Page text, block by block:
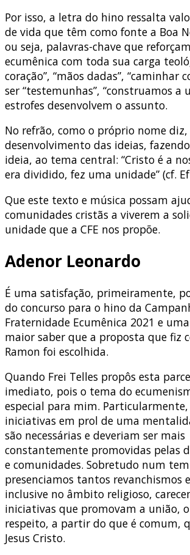
Por isso, a letra do hino ressalta
de vida que têm como fonte a Boa
ou seja, palavras-chave que
ecumênica com toda sua carga
coração”, “mãos dadas”, “caminhar
ser “testemunhas”, “construamos a
estrofes desenvolvem o assunto.
No refrão, como o próprio nome
desenvolvimento das ideias,
ideia, ao tema central: “Cristo é a
era dividido, fez uma unidade” (cf.
Que este texto e música possam
comunidades cristãs a viverem a
unidade que a CFE nos propõe.
Adenor Leonardo
É uma satisfação, primeiramente,
do concurso para o hino da
Fraternidade Ecumênica 2021 e
maior saber que a proposta que fiz
Ramon foi escolhida.
Quando Frei Telles propôs esta
imediato, pois o tema do
especial para mim.
iniciativas em prol de uma
são necessárias e deveriam ser mais
constantemente promovidas pelas
e comunidades. Sobretudo num
presenciamos tantos revanchismos
inclusive no âmbito religioso,
iniciativas que promovam a união,
respeito, a partir do que é comum,
Jesus Cristo.